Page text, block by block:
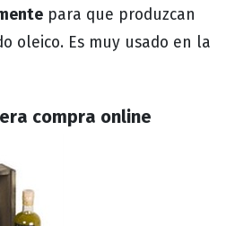
compra online
para que produzcan
oleico. Es muy usado en la